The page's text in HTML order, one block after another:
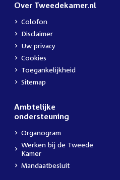
Over Tweedekamer.nl
Colofon
Disclaimer
Uw privacy
Cookies
Toegankelijkheid
Sitemap
Ambtelijke
ondersteuning
Organogram
Werken bij de Tweede
Kamer
Mandaatbesluit